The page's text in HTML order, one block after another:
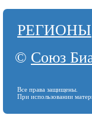
РЕГИОНЫ
© Союз
Все права защищены.
При использовании